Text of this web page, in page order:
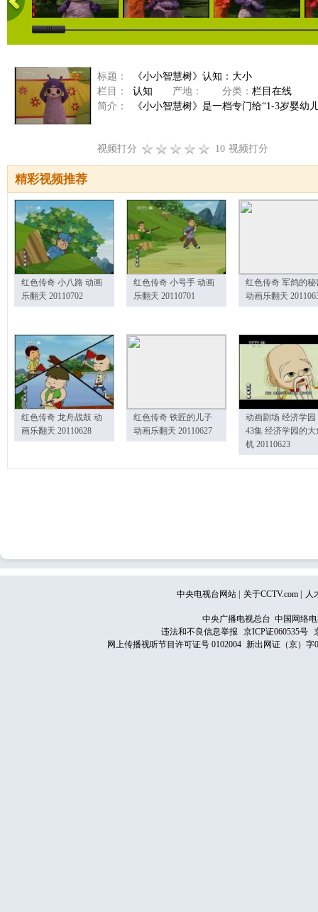
标题：
《小小智慧树》认知：大小
栏目：
认知 产地： 分类： 栏目在线
简介：
《小小智慧树》是一档专门给“1-3岁婴
视频打分 10 视频打分
精彩视频推荐
红色传奇 小八路 动画
乐翻天 20110702
红色传奇 小号手 动画
乐翻天 20110701
红色传奇 军鸽的秘
动画乐翻天
红色传奇 龙舟战鼓 动
画乐翻天 20110628
红色传奇 铁匠的儿子
动画乐翻天 20110627
动画剧场 经济学园
43集 经济学园的大
机 20110623
中央电视台网站 关于CCTV.com 人
中央广播电视总台 中国网络
违法和不良信息举报
京ICP证060535号
网上传播视听节目许可证号 0102004 新出网证（京）